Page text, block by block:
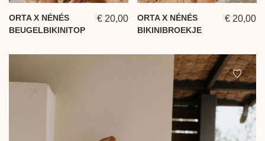
ORTA X NÉNÉS
BEUGELBIKINITOP
€ 20,00
ORTA X NÉNÉS
BIKINIBROEKJE
€ 20,00